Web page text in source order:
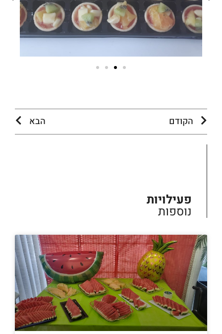
הקודם הבא
פעילויות
נוספות